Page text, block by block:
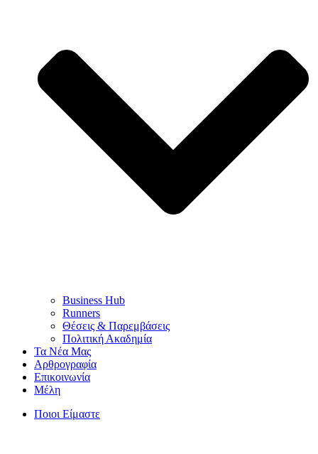
Business Hub
Runners
Θέσεις & Παρεμβάσεις
Πολιτική Ακαδημία
Τα Νέα Μας
Αρθρογραφία
Επικοινωνία
Μέλη
Ποιοι Είμαστε